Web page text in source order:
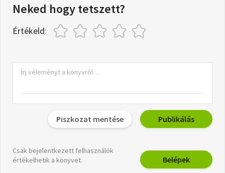
Neked hogy tetszett?
Értékeld:
Piszkozat mentése Publikálás
Csak bejelentkezett felhasználók
értékelhetik a könyvet.
Belépek